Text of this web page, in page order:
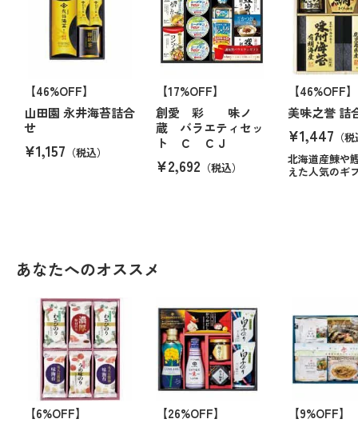
【46%OFF】
山田園 永井海苔詰合
せ
¥1,157 （税込）
【17%OFF】
創愛 彩 味ノ
蔵 バラエティセッ
ト Ｃ ＣＪ
¥2,692 （税込）
【46%OFF】
美味之誉 詰
¥1,447 （
北海道産鰊や
えた人気のギ
あなたへのオススメ
【6%OFF】
【26%OFF】
【9%OFF】